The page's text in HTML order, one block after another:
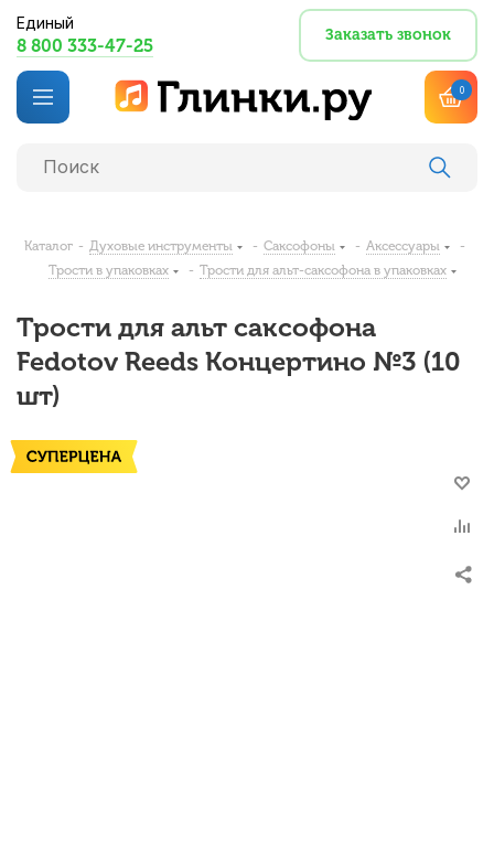
Единый
8 800 333-47-25
Заказать звонок
0
Каталог - Духовые инструменты - Саксофоны - Аксессуары
-
Трости в упаковках
- Трости для альт-саксофона в упаковках
Трости для альт саксофона
Fedotov Reeds Концертино №3 (10
шт)